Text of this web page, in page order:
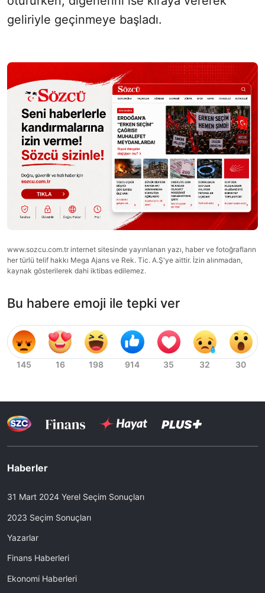
geliriyle geçinmeye başladı.
www.sozcu.com.tr internet sitesinde yayınlanan yazı, haber ve fotoğrafların
her türlü telif hakkı Mega Ajans ve Rek. Tic. A.Ş'ye aittir. İzin alınmadan,
kaynak gösterilerek dahi iktibas edilemez.
Bu habere emoji ile tepki ver
Haberler
31 Mart 2024 Yerel Seçim Sonuçları
2023 Seçim Sonuçları
Yazarlar
Finans Haberleri
Ekonomi Haberleri